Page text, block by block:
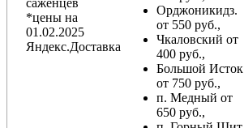
*цены на
01.02.2025
Яндекс.Доставка
Орджоникидз.
от 550 руб.,
Чкаловский от
400 руб.,
Большой Исток
от 750 руб.,
п. Медный от
650 руб.,